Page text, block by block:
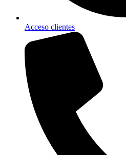
Acceso clientes